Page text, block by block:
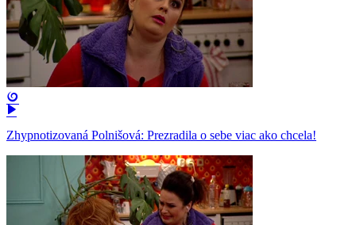
Zhypnotizovaná Polnišová: Prezradila o sebe viac ako chcela!